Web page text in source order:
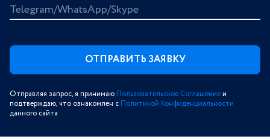
Telegram/WhatsApp/Skype
Отправляя запрос, я принимаю Пользовательское Соглашениеи
подтверждаю, что ознакомлен с Политикой Конфиденциальности
данного сайта